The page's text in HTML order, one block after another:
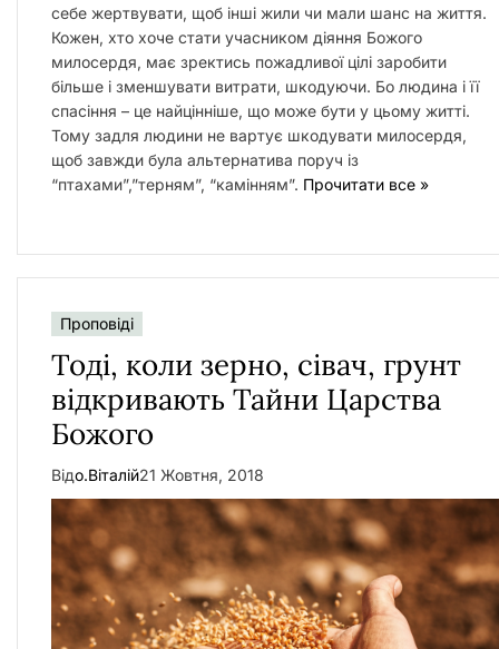
себе жертвувати, щоб інші жили чи мали шанс на життя.
Кожен, хто хоче стати учасником діяння Божого
милосердя, має зректись пожадливої цілі заробити
більше і зменшувати витрати, шкодуючи. Бо людина і її
спасіння – це найцінніше, що може бути у цьому житті.
Тому задля людини не вартує шкодувати милосердя,
щоб завжди була альтернатива поруч із
“птахами”,”терням”, “камінням”. Прочитати все »
Проповіді
Тоді, коли зерно, сівач, грунт
відкривають Тайни Царства
Божого
Відо.Віталій21 Жовтня, 2018